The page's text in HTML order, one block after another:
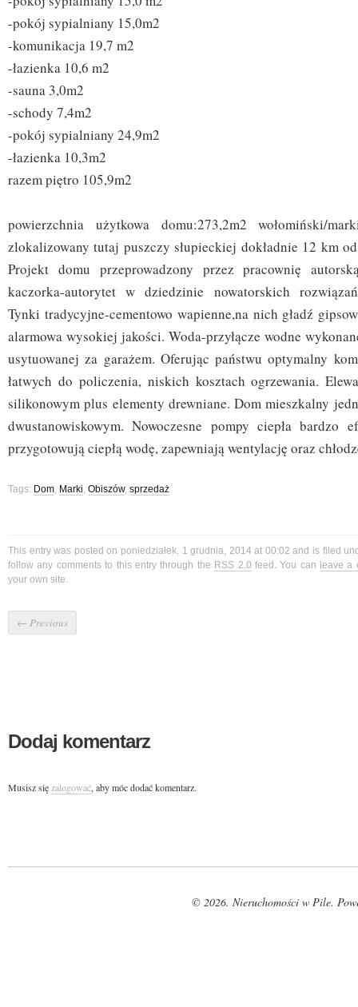
-pokój sypialniany 15,0m2
-komunikacja 19,7 m2
-łazienka 10,6 m2
-sauna 3,0m2
-schody 7,4m2
-pokój sypialniany 24,9m2
-łazienka 10,3m2
razem piętro 105,9m2
powierzchnia użytkowa domu:273,2m2 wołomiński/
zlokalizowany tutaj puszczy słupieckiej dokładnie 12 km
Projekt domu przeprowadzony przez pracownię
kaczorka-autorytet w dziedzinie nowatorskich
Tynki tradycyjne-cementowo wapienne,na nich gładź
alarmowa wysokiej jakości. Woda-przyłącze wodne
usytuowanej za garażem. Oferując państwu optymalny
łatwych do policzenia, niskich kosztach ogrzewania.
silikonowym plus elementy drewniane. Dom mieszkalny
dwustanowiskowym. Nowoczesne pompy ciepła bardzo
przygotowują ciepłą wodę, zapewniają wentylację oraz
Tags: Dom, Marki, Obiszów, sprzedaż
This entry was posted on poniedziałek, 1 grudnia, 2014 at 00:02 and is filed
follow any comments to this entry through the RSS 2.0 feed. You can leave a
your own site.
← Previous
Dodaj komentarz
Musisz sięzalogować, aby móc dodać komentarz.
© 2026. Nieruchomości w Pile.